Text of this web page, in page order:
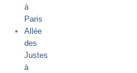
à
Paris
Allée
des
Justes
à